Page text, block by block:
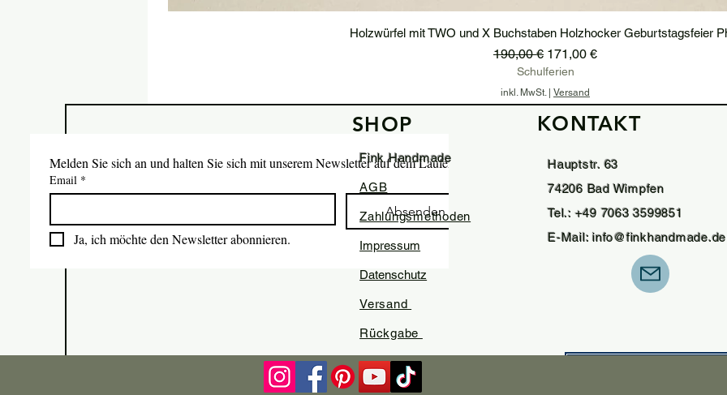
Holzwürfel mit TWO und X Buchstaben Holzhocker Geburtstagsfeier
Standardpreis
190,00 € Sale-Preis
171,00 €
Schulferien
inkl. MwSt.| Versand
In den Warenkorb
Melden Sie sich an und halten Sie sich mit unserem Newsletter auf dem Laufenden.
Email *
Absenden
Ja, ich möchte den Newsletter abonnieren.
SHOP
Fink Handmade
AGB
Zahlungsmethoden
Impressum
Datenschutz
Versand
Rückgabe
KONTAKT
Hauptstr. 63
74206 Bad Wimpfen
Tel.: +49 7063 3599851
E-Mail:info@finkhandmade.de